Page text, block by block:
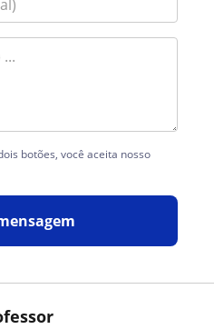
botões, você aceita nosso